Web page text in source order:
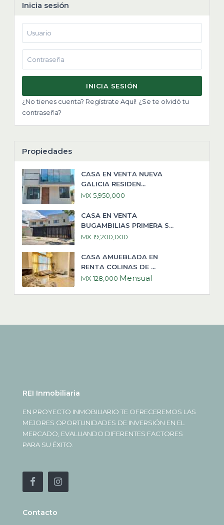
Inicia sesión
INICIA SESIÓN
¿No tienes cuenta? Regístrate Aquí! ¿Se te olvidó tu
contraseña?
Propiedades
CASA EN VENTA NUEVA
GALICIA RESIDEN...
MX 5,950,000
CASA EN VENTA
BUGAMBILIAS PRIMERA S...
MX 19,200,000
CASA AMUEBLADA EN
RENTA COLINAS DE ...
MX 128,000 Mensual
REI Inmobiliaria
EN PROYECTO INMOBILIARIO TE OFRECEREMOS LAS
MEJORES OPORTUNIDADES DE INVERSIÓN EN EL
MERCADO, EVALUANDO DIFERENTES FACTORES
PARA SU ÉXITO.
Contacto